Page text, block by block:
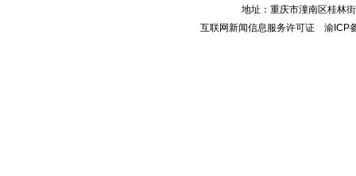
地址：重庆市潼南区桂林
互联网新闻信息服务许可证
渝ICP